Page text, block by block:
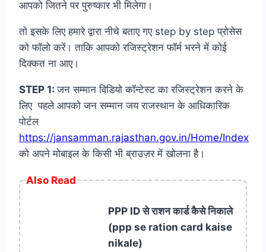
आपको जितने पर पुरुष्कार भी मिलेगा।
तो इसके लिए हमारे द्वारा नीचे बताए गए step by step प्रोसेस
को फॉलो करें। ताकि आपको रजिस्ट्रेशन फॉर्म भरने में कोई
दिक्कत ना आए।
STEP 1:जन सम्मान विडियो कॉन्टेस्ट का रजिस्ट्रेशन करने के
लिए पहले आपको जन सम्मान जय राजस्थान के आधिकारिक
पोर्टल
https://jansamman.rajasthan.gov.in/Home/Index
को अपने मोबाइल के किसी भी ब्राउज़र में खोलना है।
Also Read
PPP ID से राशन कार्ड कैसे निकाले
(ppp se ration card kaise
nikale)